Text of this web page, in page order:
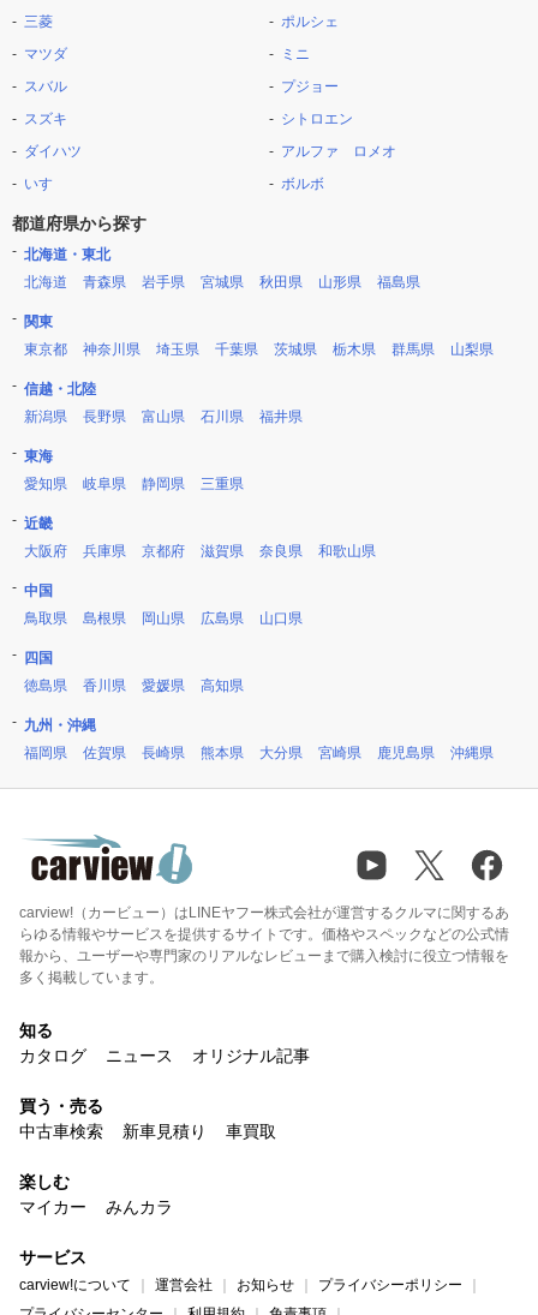
三菱
マツダ
スバル
スズキ
ダイハツ
いすゞ
ポルシェ
ミニ
プジョー
シトロエン
アルファ ロメオ
ボルボ
都道府県から探す
北海道・東北
北海道
青森県 岩手県 宮城県 秋田県 山形県 福島県
関東
東京都
神奈川県 埼玉県 千葉県 茨城県 栃木県 群馬県 山梨県
信越・北陸
新潟県
長野県 富山県 石川県 福井県
東海
愛知県
岐阜県 静岡県 三重県
近畿
大阪府
兵庫県 京都府 滋賀県 奈良県 和歌山県
中国
鳥取県
島根県 岡山県 広島県 山口県
四国
徳島県
香川県 愛媛県 高知県
九州・沖縄
福岡県
佐賀県 長崎県 熊本県 大分県 宮崎県 鹿児島県 沖縄県
carview!（カービュー）はLINEヤフー株式会社が運営するクルマに関するあ
らゆる情報やサービスを提供するサイトです。価格やスペックなどの公式情
報から、ユーザーや専門家のリアルなレビューまで購入検討に役立つ情報を
多く掲載しています。
知る
カタログ
ニュース オリジナル記事
買う・売る
中古車検索
新車見積り 車買取
楽しむ
マイカー
みんカラ
サービス
carview!について 運営会社 お知らせ
プライバシーポリシー